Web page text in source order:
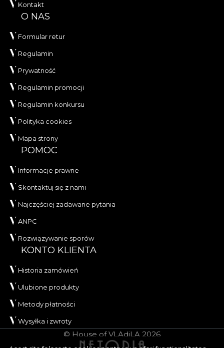
Kontakt
O NAS
Formular retur
Regulamin
Prywatność
Regulamin promocji
Regulamin konkursu
Polityka cookies
Mapa strony
POMOC
Informacje prawne
Skontaktuj się z nami
Najczęściej zadawane pytania
ANPC
Rozwiązywanie sporów
KONTO KLIENTA
Historia zamówień
Ulubione produkty
Metody płatności
Wysyłka i zwroty
© House of VLAdiLA 2026